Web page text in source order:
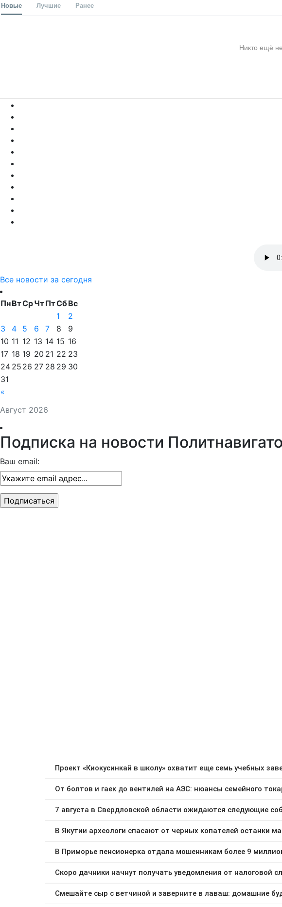
Новые Лучшие Ранее
Никто ещё
Все новости за сегодня
Август 2026
ПнВтСрЧтПтСбВс
«
1
2
3
4 5 6 7 8
9
10 11 12 13 14 15 16
17 18 19 20 21 22 23
24 25 26 27 28 29 30
31
Подписка на новости
Ваш email: